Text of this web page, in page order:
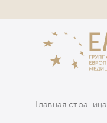
Главная страница